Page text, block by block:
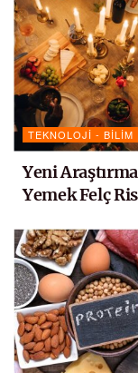
TEKNOLOJI - BILIM
Yeni
Yemek Felç